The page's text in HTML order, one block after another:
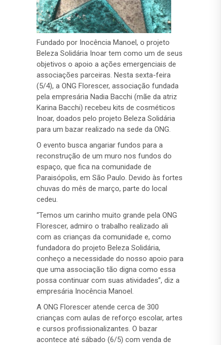
Fundado por Inocência Manoel, o projeto
Beleza Solidária Inoar tem como um de seus
objetivos o apoio a ações emergenciais de
associações parceiras. Nesta sexta-feira
(5/4), a ONG Florescer, associação fundada
pela empresária Nadia Bacchi (mãe da atriz
Karina Bacchi) recebeu kits de cosméticos
Inoar, doados pelo projeto Beleza Solidária
para um bazar realizado na sede da ONG.
O evento busca angariar fundos para a
reconstrução de um muro nos fundos do
espaço, que fica na comunidade de
Paraisópolis, em São Paulo. Devido às fortes
chuvas do mês de março, parte do local
cedeu.
“Temos um carinho muito grande pela ONG
Florescer, admiro o trabalho realizado ali
com as crianças da comunidade e, como
fundadora do projeto Beleza Solidária,
conheço a necessidade do nosso apoio para
que uma associação tão digna como essa
possa continuar com suas atividades”, diz a
empresária Inocência Manoel.
A ONG Florescer atende cerca de 300
crianças com aulas de reforço escolar, artes
e cursos profissionalizantes. O bazar
acontece até sábado (6/5) com venda de